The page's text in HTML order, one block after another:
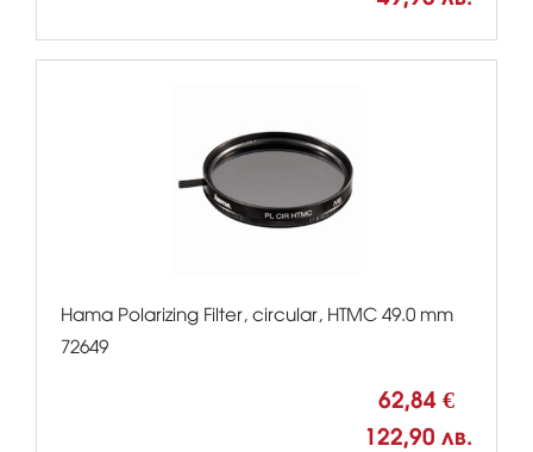
Hama Polarizing Filter, circular, HTMC 49.0 mm
72649
62,84 €
122,90 лв.